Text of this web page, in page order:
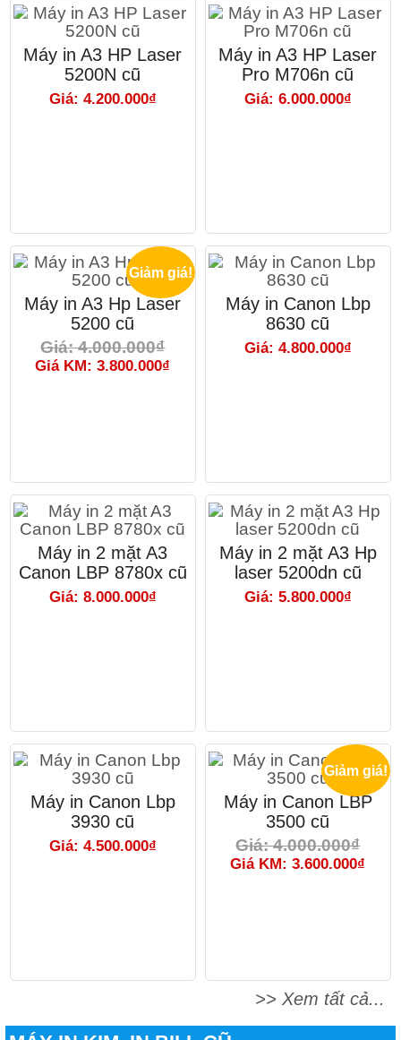
Máy in A3 HP Laser
5200N cũ
Giá: 4.200.000₫
Máy in A3 HP Laser
Pro M706n cũ
Giá: 6.000.000₫
Giảm giá!
Máy in A3 Hp Laser
5200 cũ
Giá: 4.000.000₫
Giá KM: 3.800.000₫
Máy in Canon Lbp
8630 cũ
Giá: 4.800.000₫
Máy in 2 mặt A3
Canon LBP 8780x cũ
Giá: 8.000.000₫
Máy in 2 mặt A3 Hp
laser 5200dn cũ
Giá: 5.800.000₫
Máy in Canon Lbp
3930 cũ
Giá: 4.500.000₫
Giảm giá!
Máy in Canon LBP
3500 cũ
Giá: 4.000.000₫
Giá KM: 3.600.000₫
>> Xem tất cả...